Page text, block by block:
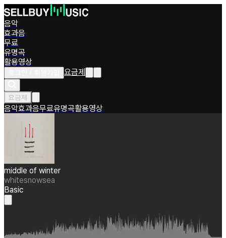
음악
효과음
무료
유명곡
활용영상
요금제
요금제
음악효과음무료유명곡활용영상
middle of winter
whitesnowsea
Basic